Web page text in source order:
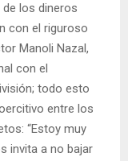
los dineros
con el riguroso
Manoli Nazal,
con el
todo esto
entre los
“Estoy muy
invita a no bajar